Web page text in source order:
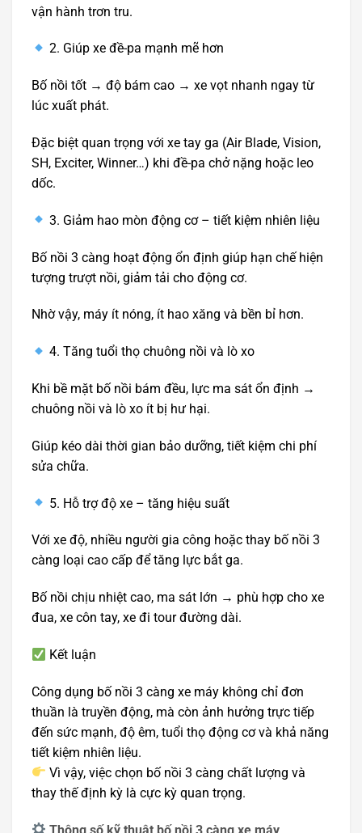
vận hành trơn tru.
2. Giúp xe đề-pa mạnh mẽ hơn
Bố nồi tốt → độ bám cao → xe vọt nhanh ngay từ
lúc xuất phát.
Đặc biệt quan trọng với xe tay ga (Air Blade, Vision,
SH, Exciter, Winner…) khi đề-pa chở nặng hoặc leo
dốc.
3. Giảm hao mòn động cơ – tiết kiệm nhiên liệu
Bố nồi 3 càng hoạt động ổn định giúp hạn chế hiện
tượng trượt nồi, giảm tải cho động cơ.
Nhờ vậy, máy ít nóng, ít hao xăng và bền bỉ hơn.
4. Tăng tuổi thọ chuông nồi và lò xo
Khi bề mặt bố nồi bám đều, lực ma sát ổn định →
chuông nồi và lò xo ít bị hư hại.
Giúp kéo dài thời gian bảo dưỡng, tiết kiệm chi phí
sửa chữa.
5. Hỗ trợ độ xe – tăng hiệu suất
Với xe độ, nhiều người gia công hoặc thay bố nồi 3
càng loại cao cấp để tăng lực bắt ga.
Bố nồi chịu nhiệt cao, ma sát lớn → phù hợp cho xe
đua, xe côn tay, xe đi tour đường dài.
Kết luận
Công dụng bố nồi 3 càng xe máy không chỉ đơn
thuần là truyền động, mà còn ảnh hưởng trực tiếp
đến sức mạnh, độ êm, tuổi thọ động cơ và khả năng
tiết kiệm nhiên liệu.
Vì vậy, việc chọn bố nồi 3 càng chất lượng và
thay thế định kỳ là cực kỳ quan trọng.
Thông số kỹ thuật bố nồi 3 càng xe máy